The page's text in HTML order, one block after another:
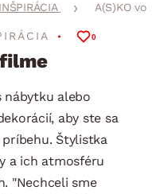
INŠPIRÁCIA A(S)KO
0
nábytku alebo
aby ste sa
Štylistka
a ich atmosféru
"Nechceli sme